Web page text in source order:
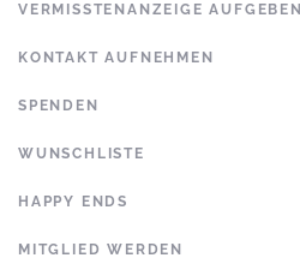
VERMISSTENANZEIGE AUFGEBEN
KONTAKT AUFNEHMEN
SPENDEN
WUNSCHLISTE
HAPPY ENDS
MITGLIED WERDEN